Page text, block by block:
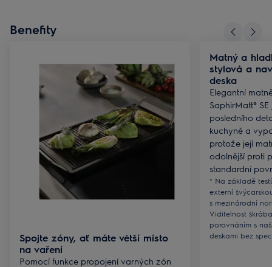
Benefity
Spojte zóny, ať máte větší místo
na vaření
Pomocí funkce propojení varných zón
Matný a
stylová a
deska
Elegantní
SaphirMatt®
posledního
kuchyně a
protože její
odolnější proti
standardní
* Na základě
externí
s mezinárodní
Viditelnost
porovnáním s
deskami bez